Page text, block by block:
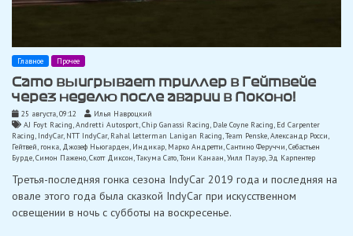
Главное Прочее
Сато выигрывает триллер в Гейтвейе
через неделю после аварии в Поконо!
25 августа, 09:12
Илья Навроцкий
AJ Foyt Racing,Andretti Autosport,Chip Ganassi Racing, Dale Coyne Racing, Ed Carpenter
Racing, IndyCar, NTT IndyCar, Rahal Letterman Lanigan Racing,Team Penske,Александр Росси
Гейтвей, гонка, Джозеф Ньюгарден, Индикар, Марко Андретти,Сантино Феруччи,Себастьен
Бурде,Симон Пажено,Скотт Диксон,Такума Сато,Тони Канаан,Уилл Пауэр,Эд Карпентер
Третья-последняя гонка сезона IndyCar 2019 года и последняя на
овале этого года была сказкой IndyCar при искусственном
освещении в ночь с субботы на воскресенье.